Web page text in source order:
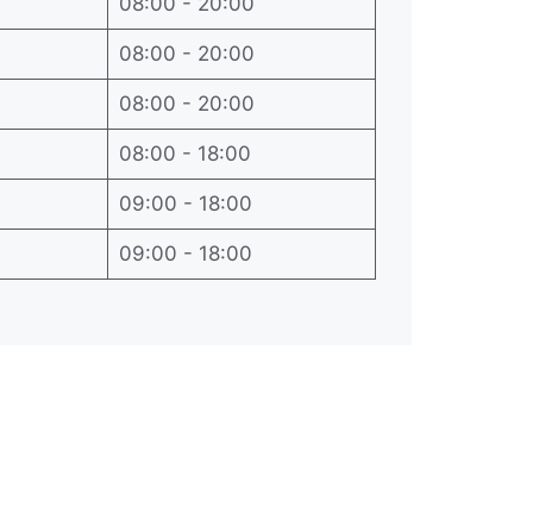
08:00 - 20:00
08:00 - 20:00
08:00 - 18:00
09:00 - 18:00
09:00 - 18:00